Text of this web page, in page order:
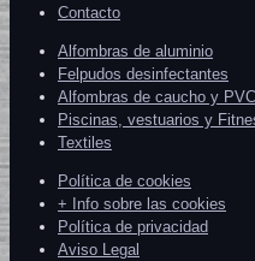
Contacto
Alfombras de aluminio
Felpudos desinfectantes
Alfombras de caucho y PVC
Piscinas, vestuarios y
Textiles
Política de cookies
+ Info sobre las cookies
Política de privacidad
Aviso Legal